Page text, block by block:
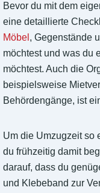
Bevor du mit dem
eine detaillierte
Möbel , Gegenstände
möchtest und was du
möchtest. Auch die
beispielsweise
Behördengänge, ist
Um die Umzugzeit so
du frühzeitig damit
darauf, dass du
und Klebeband zur